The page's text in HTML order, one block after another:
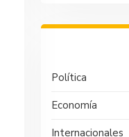
Política
Economía
Internacionales